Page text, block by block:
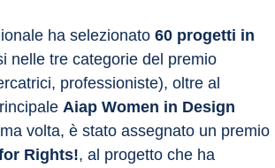
ha selezionato 60 progetti in
nelle tre categorie del premio
professioniste), oltre al
Aiap Women in Design
volta, è stato assegnato un premio
Rights!, al progetto che ha